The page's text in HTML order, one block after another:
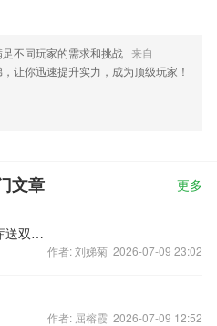
足不同玩家的需求和挑战 来自
让你迅速提升实力，成为顶级玩家！
文章 更多
《暗黑黎明》龙神宝藏 地精宝库送双重豪礼
作者: 刘娣菊 2026-07-09 23:02
作者: 屈榕霞 2026-07-09 12:52